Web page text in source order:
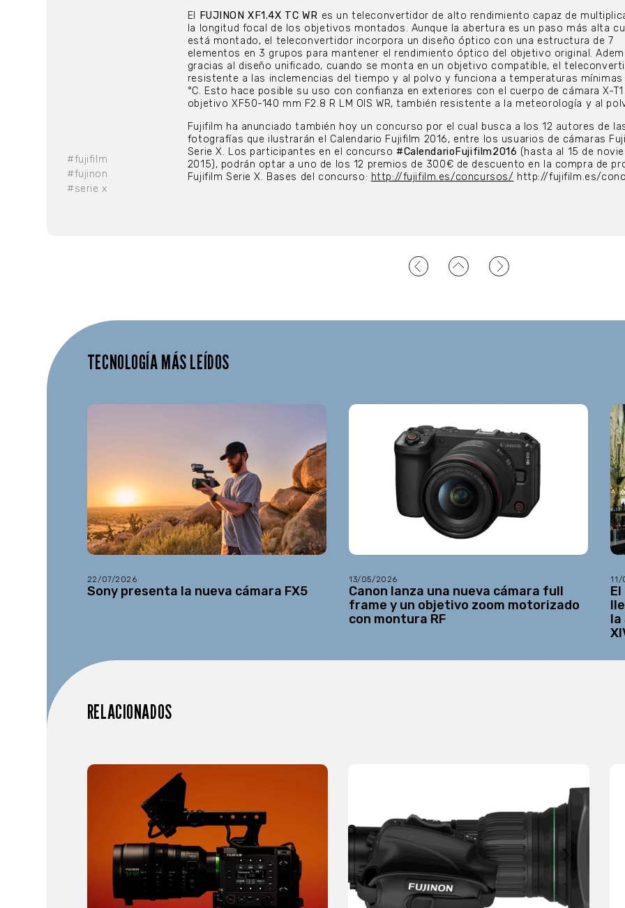
#fujifilm
#fujinon
#serie x
El
FUJINON XF1.4X TC WR es un teleconvertidor de alto rendimiento capaz de
la longitud focal de los objetivos montados. Aunque la abertura es un paso más alta
está montado, el teleconvertidor incorpora un diseño óptico con una estructura de 7
elementos en 3 grupos para mantener el rendimiento óptico del objetivo original.
gracias al diseño unificado, cuando se monta en un objetivo compatible, el
resistente a las inclemencias del tiempo y al polvo y funciona a temperaturas mínimas
°C. Esto hace posible su uso con confianza en exteriores con el cuerpo de cámara X-
objetivo XF50-140 mm F2.8 R LM OIS WR, también resistente a la meteorología y al
Fujifilm ha anunciado también hoy un concurso por el cual busca a los 12 autores de
fotografías que ilustrarán el Calendario Fujifilm 2016, entre los usuarios de cámaras
Serie X. Los participantes en el concurso #CalendarioFujifilm2016 (hasta al 15 de
2015), podrán optar a uno de los 12 premios de 300€ de descuento en la compra de
Fujifilm Serie X. Bases del concurso: http://fujifilm.es/concursos/ http://fujifilm.es/
TECNOLOGÍA MÁS LEÍDOS
22/07/2026
Sony presenta la nueva cámara FX5
13/05/2026
Canon lanza una nueva cámara full
frame y un objetivo zoom motorizado
con montura RF
la
RELACIONADOS